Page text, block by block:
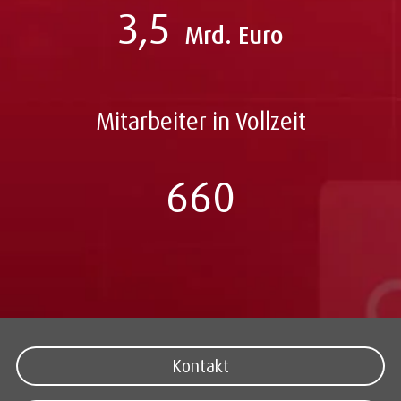
3,5 Mrd. Euro
Mitarbeiter in Vollzeit
660
Kontakt